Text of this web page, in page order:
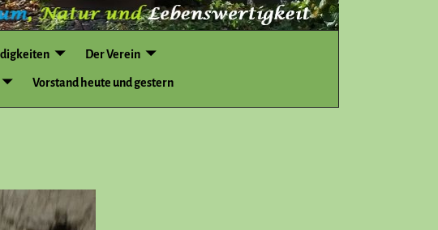
Der Verein
Vorstand heute und gestern